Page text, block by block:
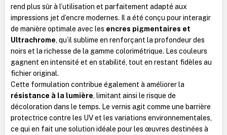
rend plus sûr à l’utilisation et parfaitement adapté aux
impressions jet d’encre modernes. Il a été conçu pour interagir
de manière optimale avec les encres pigmentaires et
Ultrachrome, qu’il sublime en renforçant la profondeur des
noirs et la richesse de la gamme colorimétrique. Les couleurs
gagnent en intensité et en stabilité, tout en restant fidèles au
fichier original.
Cette formulation contribue également à améliorer la
résistance à la lumière, limitant ainsi le risque de
décoloration dans le temps. Le vernis agit comme une barrière
protectrice contre les UV et les variations environnementales,
ce qui en fait une solution idéale pour les œuvres destinées à